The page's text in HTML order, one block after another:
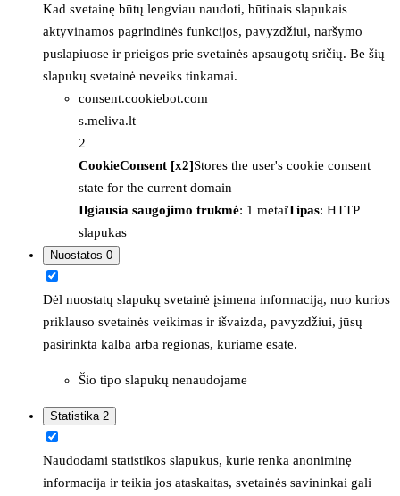
Kad svetainę būtų lengviau naudoti, būtinais slapukais
aktyvinamos pagrindinės funkcijos, pavyzdžiui, naršymo
puslapiuose ir prieigos prie svetainės apsaugotų sričių. Be šių
slapukų svetainė neveiks tinkamai.
consent.cookiebot.com
s.meliva.lt
2
CookieConsent [x2]Stores the user's cookie consent
state for the current domain
Ilgiausia saugojimo trukmė: 1 metaiTipas: HTTP
slapukas
Nuostatos 0
Dėl nuostatų slapukų svetainė įsimena informaciją, nuo kurios
priklauso svetainės veikimas ir išvaizda, pavyzdžiui, jūsų
pasirinkta kalba arba regionas, kuriame esate.
Šio tipo slapukų nenaudojame
Statistika 2
Naudodami statistikos slapukus, kurie renka anoniminę
informacija ir teikia jos ataskaitas, svetainės savininkai gali